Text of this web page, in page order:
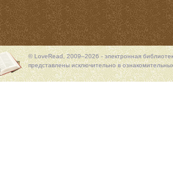
© LoveRead, 2009–2026 - электронная
представлены исключительно в